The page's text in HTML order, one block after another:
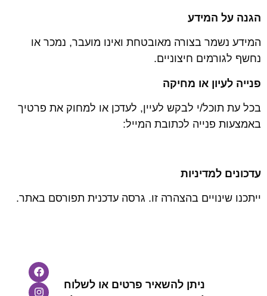
הגנה על המידע
המידע נשמר בצורה מאובטחת ואינו מועבר, נמכר או
נחשף לגורמים חיצוניים.
פנייה לעיון או מחיקה
בכל עת תוכל/י לבקש לעיין, לעדכן או למחוק את פרטיך
באמצעות פנייה לכתובת המייל:
עדכונים למדיניות
ייתכנו שינויים בהצהרה זו. גרסה עדכנית תפורסם באתר.
ניתן להשאיר פרטים או לשלוח